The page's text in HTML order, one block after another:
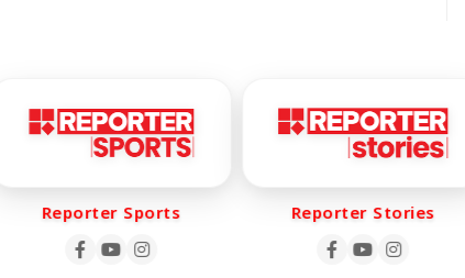
Reporter Sports Reporter Stories